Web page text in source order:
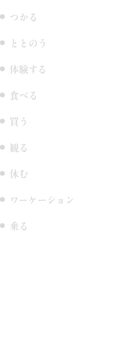
つかる
ととのう
体験する
食べる
買う
観る
休む
ワーケーション
乗る